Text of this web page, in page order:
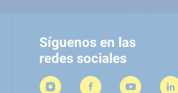
Síguenos en las
redes sociales